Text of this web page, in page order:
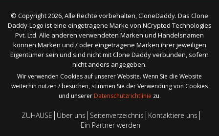
© Copyright 2026, Alle Rechte vorbehalten, CloneDaddy. Das Clone
Daddy-Logo ist eine eingetragene Marke von NCrypted Technologies
Pvt. Ltd. Alle anderen verwendeten Marken und Handelsnamen
können Marken und / oder eingetragene Marken ihrer jeweiligen
Eigentümer sein und sind nicht mit Clone Daddy verbunden, sofern
nicht anders angegeben.
Wir verwenden Cookies auf unserer Website. Wenn Sie die Website
weiterhin nutzen / besuchen, stimmen Sie der Verwendung von Cookies
und unserer Datenschutzrichtlinie zu.
ZUHAUSE Über uns Seitenverzeichnis Kontaktiere uns
Ein Partner werden